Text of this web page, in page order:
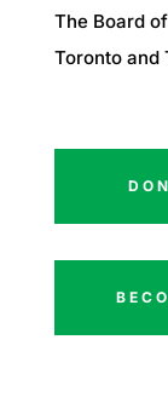
The Board
Toronto and